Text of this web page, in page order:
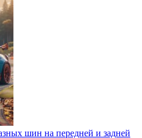
шин на передней и задней